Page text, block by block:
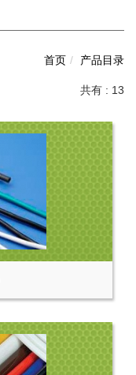
首页 产品目录
共有 : 13